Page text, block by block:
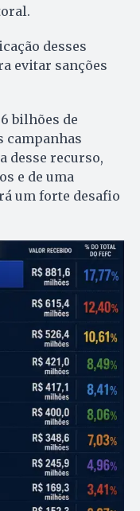
desses
evitar sanções
bilhões de
campanhas
desse recurso,
e de uma
um forte desafio